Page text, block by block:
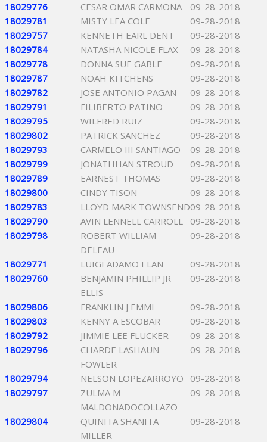
18029776
CESAR OMAR CARMONA
09-28-2018
18029781
MISTY LEA COLE
09-28-2018
18029757
KENNETH EARL DENT
09-28-2018
18029784
NATASHA NICOLE FLAX
09-28-2018
18029778
DONNA SUE GABLE
09-28-2018
18029787
NOAH KITCHENS
09-28-2018
18029782
JOSE ANTONIO PAGAN
09-28-2018
18029791
FILIBERTO PATINO
09-28-2018
18029795
WILFRED RUIZ
09-28-2018
18029802
PATRICK SANCHEZ
09-28-2018
18029793
CARMELO III SANTIAGO
09-28-2018
18029799
JONATHHAN STROUD
09-28-2018
18029789
EARNEST THOMAS
09-28-2018
18029800
CINDY TISON
09-28-2018
18029783
LLOYD MARK TOWNSEND09-28-2018
18029790
AVIN LENNELL CARROLL
09-28-2018
18029798
ROBERT WILLIAM
DELEAU
09-28-2018
18029771 LUIGI ADAMO ELAN
09-28-2018
18029760
BENJAMIN PHILLIP JR
ELLIS
09-28-2018
18029806 FRANKLIN J EMMI
09-28-2018
18029803
KENNY A ESCOBAR
09-28-2018
18029792
JIMMIE LEE FLUCKER
09-28-2018
18029796
CHARDE LASHAUN
FOWLER
09-28-2018
18029794 NELSON LOPEZARROYO
09-28-2018
18029797
ZULMA M
MALDONADOCOLLAZO
09-28-2018
18029804
QUINITA SHANITA
MILLER
09-28-2018